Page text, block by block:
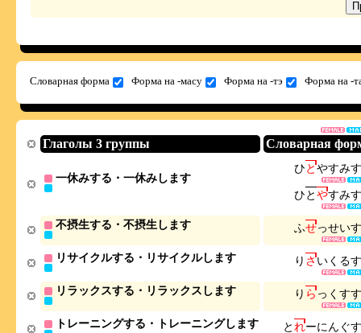
Словарная форма Форма на -масу Форма на -тэ Форма на -
Глаголы 3 группы Словарная
一休みする・一休みします
ひとやすみす
ひとやすみす
不摂生する・不摂生します ふせっせいす
リサイクルする・リサイクルします り さいく るす
リラックスする・リラックスします り らっ く すす
トレーニングする・トレーニングします とれーに ん ぐす